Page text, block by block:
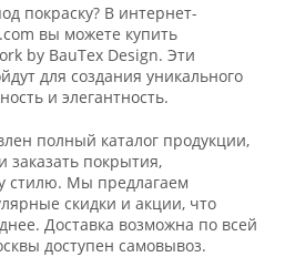
покраску? В интернет-
вы можете купить
by BauTex Design. Эти
для создания уникального
и элегантность.
полный каталог продукции,
заказать покрытия,
стилю. Мы предлагаем
скидки и акции, что
Доставка возможна по всей
доступен самовывоз.